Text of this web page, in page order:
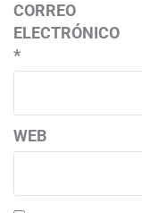
CORREO
ELECTRÓNICO
*
WEB